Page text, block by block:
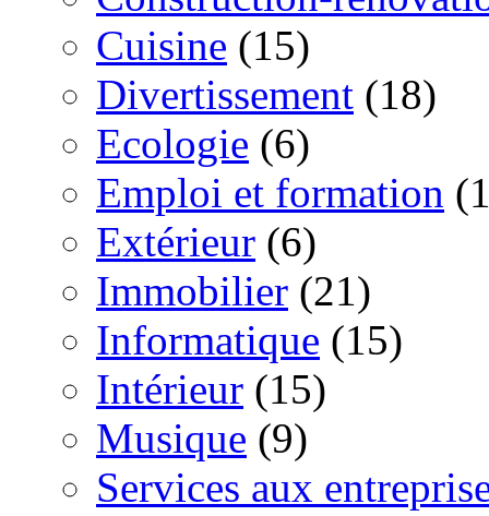
Cuisine (15)
Divertissement (18)
Ecologie (6)
Emploi et formation
Extérieur (6)
Immobilier (21)
Informatique (15)
Intérieur (15)
Musique (9)
Services aux